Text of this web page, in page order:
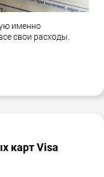
именно
свои расходы.
карт Visa